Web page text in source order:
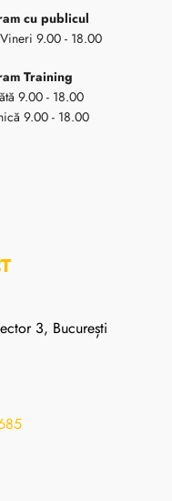
cu publicul
9.00 - 18.00
Training
9.00 - 18.00
9.00 - 18.00
3, București